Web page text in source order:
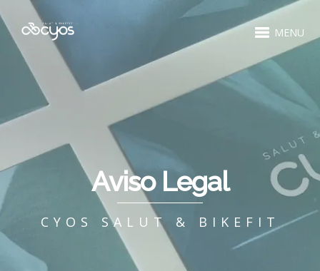
MENU
Aviso Legal
CYOS SALUT & BIKEFIT